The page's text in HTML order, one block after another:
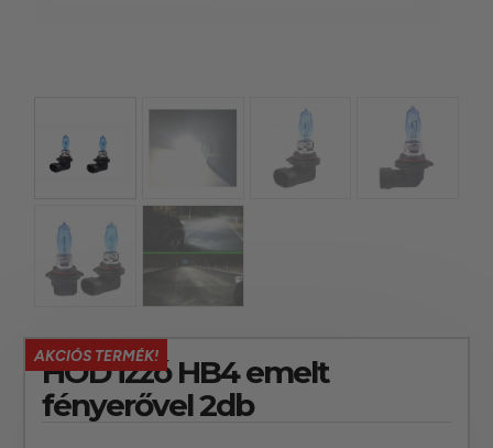
AKCIÓS TERMÉK!
HOD izzó HB4 emelt
fényerővel 2db